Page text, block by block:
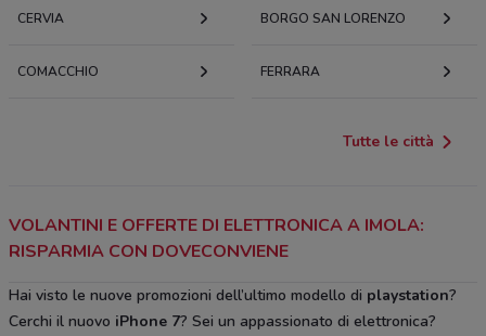
CERVIA BORGO SAN LORENZO
COMACCHIO FERRARA
Tutte le città
VOLANTINI E OFFERTE DI ELETTRONICA A IMOLA:
RISPARMIA CON DOVECONVIENE
Hai visto le nuove promozioni dell’ultimo modello di playstation?
Cerchi il nuovo iPhone 7? Sei un appassionato di elettronica?